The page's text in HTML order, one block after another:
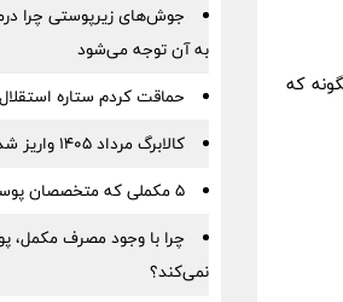
که
جوش‌های زیرپوستی چرا
به آن توجه می‌شود
حماقت کردم ستاره
کالابرگ مرداد ۱۴۰۵ واریز شد + جدول کامل
۵ مکملی که متخصصان پوست بیشتر از بقیه توصیه می‌کنند
چرا با وجود مصرف مکمل،
نمی‌کند؟